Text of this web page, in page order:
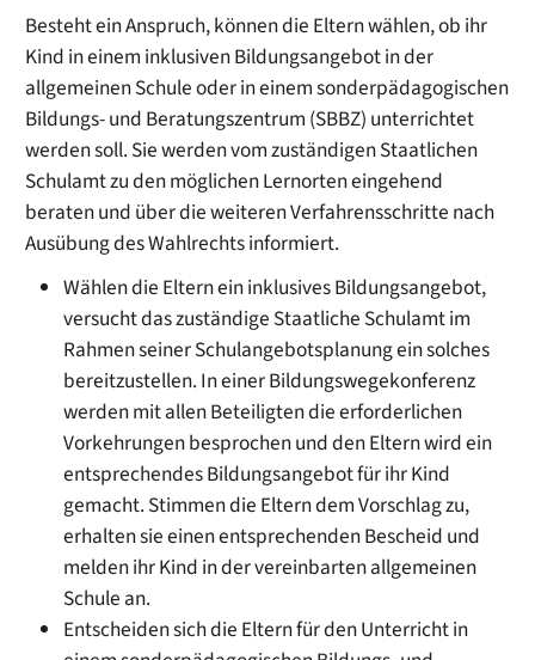
Besteht ein Anspruch, können die Eltern wählen, ob ihr
Kind in einem inklusiven Bildungsangebot in der
allgemeinen Schule oder in einem sonderpädagogischen
Bildungs- und Beratungszentrum (SBBZ) unterrichtet
werden soll. Sie werden vom zuständigen Staatlichen
Schulamt zu den möglichen Lernorten eingehend
beraten und über die weiteren Verfahrensschritte nach
Ausübung des Wahlrechts informiert.
Wählen die Eltern ein inklusives Bildungsangebot,
versucht das zuständige Staatliche Schulamt im
Rahmen seiner Schulangebotsplanung ein solches
bereitzustellen. In einer Bildungswegekonferenz
werden mit allen Beteiligten die erforderlichen
Vorkehrungen besprochen und den Eltern wird ein
entsprechendes Bildungsangebot für ihr Kind
gemacht. Stimmen die Eltern dem Vorschlag zu,
erhalten sie einen entsprechenden Bescheid und
melden ihr Kind in der vereinbarten allgemeinen
Schule an.
Entscheiden sich die Eltern für den Unterricht in